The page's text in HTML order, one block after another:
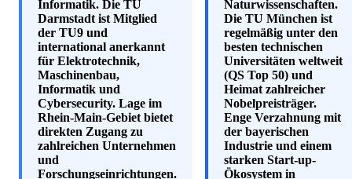
Informatik. Die TU
Darmstadt ist Mitglied
der TU9 und
international anerkannt
für Elektrotechnik,
Maschinenbau,
Informatik und
Cybersecurity. Lage im
Rhein-Main-Gebiet bietet
direkten Zugang zu
zahlreichen Unternehmen
und
Forschungseinrichtungen.
Naturwissenschaften.
Die TU München ist
regelmäßig unter den
besten technischen
Universitäten weltweit
(QS Top 50) und
Heimat zahlreicher
Nobelpreisträger.
Enge Verzahnung mit
der bayerischen
Industrie und einem
starken Start-up-
Ökosystem in